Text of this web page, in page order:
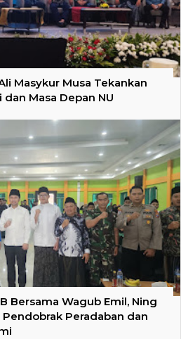
Masykur Musa Tekankan
Masa Depan NU
Bersama Wagub Emil, Ning
Peradaban dan